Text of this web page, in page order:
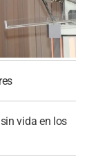
vida en los